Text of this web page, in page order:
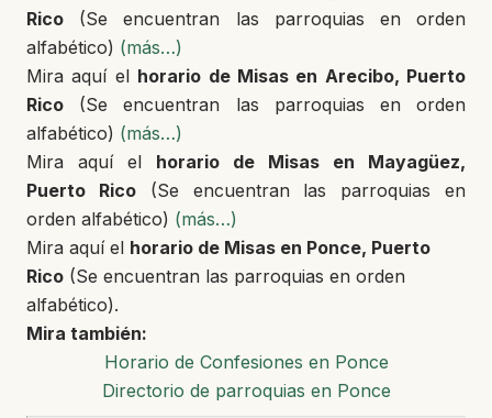
Rico (Se encuentran las parroquias en orden
alfabético) (más…)
Mira aquí el horario de Misas en Arecibo, Puerto
Rico (Se encuentran las parroquias en orden
alfabético) (más…)
Mira aquí el horario de Misas en Mayagüez,
Puerto Rico(Se encuentran las parroquias en
orden alfabético) (más…)
Mira aquí el horario de Misas en Ponce, Puerto
Rico (Se encuentran las parroquias en orden
alfabético).
Mira también:
Horario de Confesiones en Ponce
Directorio de parroquias en Ponce